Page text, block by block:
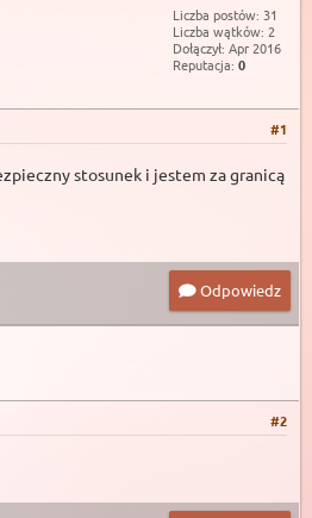
Liczba postów: 31
Liczba wątków: 2
Dołączył: Apr 2016
Reputacja: 0
#1
stosunek i jestem za granicą
Odpowiedz
#2